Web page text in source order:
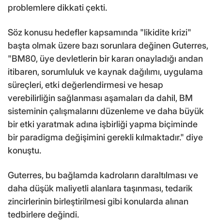
problemlere dikkati çekti.
Söz konusu hedefler kapsamında "likidite krizi"
başta olmak üzere bazı sorunlara değinen Guterres,
"BM80, üye devletlerin bir kararı onayladığı andan
itibaren, sorumluluk ve kaynak dağılımı, uygulama
süreçleri, etki değerlendirmesi ve hesap
verebilirliğin sağlanması aşamaları da dahil, BM
sisteminin çalışmalarını düzenleme ve daha büyük
bir etki yaratmak adına işbirliği yapma biçiminde
bir paradigma değişimini gerekli kılmaktadır." diye
konuştu.
Guterres, bu bağlamda kadroların daraltılması ve
daha düşük maliyetli alanlara taşınması, tedarik
zincirlerinin birleştirilmesi gibi konularda alınan
tedbirlere değindi.